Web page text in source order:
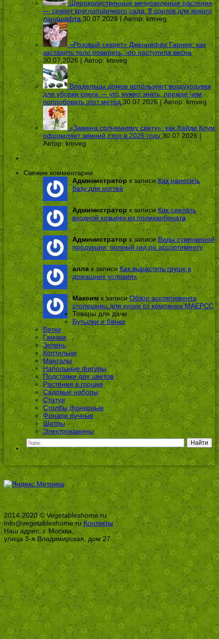
Широколиственные вечнозеленые растения
— секрет круглогодичного сада: 8 сортов для яркого
ландшафта 30.07.2026 | Автор:kmveg
«Розовый секрет» Дженнифер Гарнер: как
заставить тело поверить, что наступила весна
30.07.2026 | Автор: kmveg
Владельцы домов используют воздуходувки
для уборки снега — что нужно знать, прежде чем
попробовать этот метод 30.07.2026 | Автор:kmveg
«Замена солнечному свету»: как Хайди Клум
оформляет зимний стол в 2026 году 30.07.2026 |
Автор: kmveg
Свежие комментарии
Администратор к записи Как наносить
базу для ногтей
Администраторк записи Как сделать
входной козырек из поликарбоната
Администраторк записи Виды сувенирной
продукции: полный гид по ассортименту
аллак записиКак вырастить грушу в
домашних условиях
Максимк записи Обзор ассортимента
столешниц для кухни от компании МАЕРСС
Товары для дачи
Бутылки и банки
Ветки
Гамаки
Зелень
Коптильни
Мангалы
Напольные фигуры
Подставки для цветов
Растения в горшке
Садовые наборы
Статуи
Столбы фонарные
Фонари ручные
Шатры
Электрокамины
2014-2020 © Vegetableshome.ru
info@vegetableshome.ru Контакты
Наш адрес: г. Москва,
улица 3-я Владимирская, дом 27